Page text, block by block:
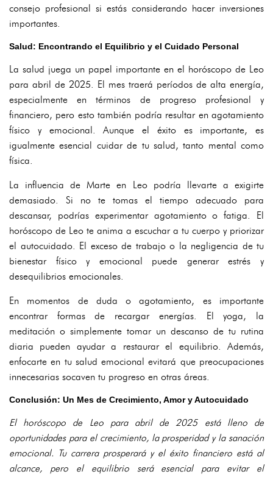
consejo profesional si estás considerando hacer inversiones
importantes.
Salud: Encontrando el Equilibrio y el Cuidado Personal
La salud juega un papel importante en el horóscopo de Leo
para abril de 2025. El mes traerá períodos de alta energía,
especialmente en términos de progreso profesional y
financiero, pero esto también podría resultar en agotamiento
físico y emocional. Aunque el éxito es importante, es
igualmente esencial cuidar de tu salud, tanto mental como
física.
La influencia de Marte en Leo podría llevarte a exigirte
demasiado. Si no te tomas el tiempo adecuado para
descansar, podrías experimentar agotamiento o fatiga. El
horóscopo de Leo te anima a escuchar a tu cuerpo y priorizar
el autocuidado. El exceso de trabajo o la negligencia de tu
bienestar físico y emocional puede generar estrés y
desequilibrios emocionales.
En momentos de duda o agotamiento, es importante
encontrar formas de recargar energías. El yoga, la
meditación o simplemente tomar un descanso de tu rutina
diaria pueden ayudar a restaurar el equilibrio. Además,
enfocarte en tu salud emocional evitará que preocupaciones
innecesarias socaven tu progreso en otras áreas.
Conclusión: Un Mes de Crecimiento, Amor y Autocuidado
El horóscopo de Leo para abril de 2025 está lleno de
oportunidades para el crecimiento, la prosperidad y la sanación
emocional. Tu carrera prosperará y el éxito financiero está al
alcance, pero el equilibrio será esencial para evitar el